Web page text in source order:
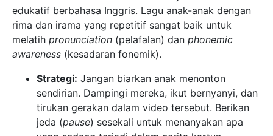
edukatif berbahasa Inggris. Lagu anak-anak dengan
rima dan irama yang repetitif sangat baik untuk
melatih pronunciation (pelafalan) dan phonemic
awareness (kesadaran fonemik).
Strategi: Jangan biarkan anak menonton
sendirian. Dampingi mereka, ikut bernyanyi, dan
tirukan gerakan dalam video tersebut. Berikan
jeda (pause) sesekali untuk menanyakan apa